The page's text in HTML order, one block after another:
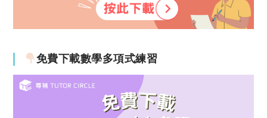
免費下載數學多項式練習